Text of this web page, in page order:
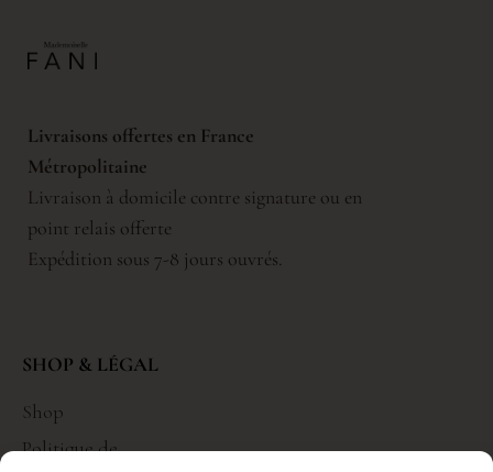
Livraisons offertes en France
Métropolitaine
Livraison à domicile contre signature ou en
point relais offerte
Expédition sous 7-8 jours ouvrés.
SHOP & LÉGAL
Shop
Politique de